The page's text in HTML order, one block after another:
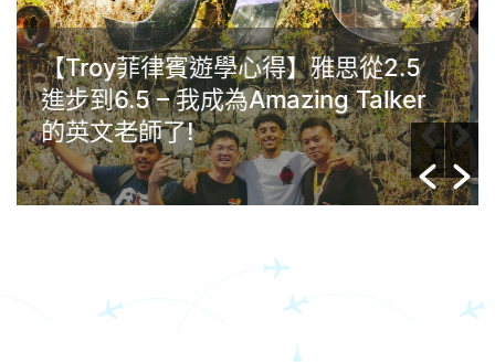
Gim菲律賓克拉克Anglo遊學心得：
學習動機很重要，英文沒有年齡限
制，任何年齡層的人都能夠提升自己